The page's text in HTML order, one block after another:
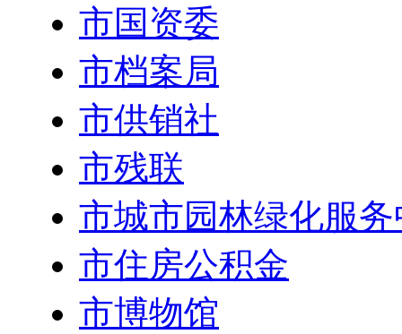
市国资委
市档案局
市供销社
市残联
市城市园林绿化服
市住房公积金
市博物馆